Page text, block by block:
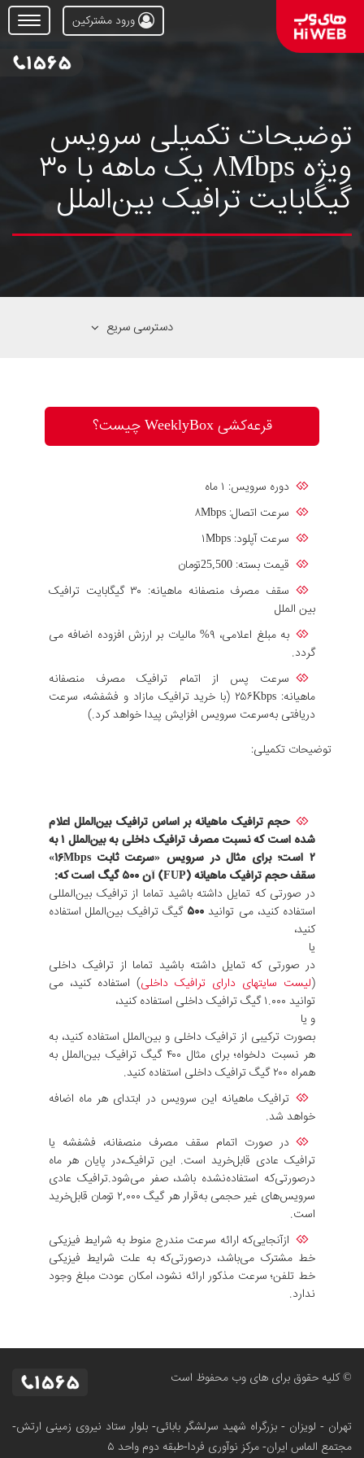
Open
Menu
ورود مشترکین
توضیحات تکمیلی سرویس
ویژه ۸Mbps یک ماهه با ۳۰
گیگابایت ترافیک بین‌الملل
دسترسی سریع
قرعه‌کشی WeeklyBox چیست؟
دوره سرویس: ۱ ماه
سرعت اتصال: ۸Mbps
سرعت آپلود: ۱Mbps
قیمت بسته: 25,500تومان
سقف مصرف منصفانه ماهیانه: ۳۰ گیگابایت ترافیک
بین الملل
به مبلغ اعلامی، ۹% مالیات بر ارزش افزوده اضافه می
گردد.
سرعت پس از اتمام ترافیک مصرف منصفانه
ماهیانه: ۲۵۶Kbps (با خرید ترافیک مازاد و فشفشه، سرعت
دریافتی به‌سرعت سرویس افزایش پیدا خواهد کرد.)
توضیحات تکمیلی:
حجم ترافیک ماهیانه بر اساس ترافیک بین‌الملل اعلام
شده است که نسبت مصرف ترافیک داخلی به بین‌الملل ۱ به
۲ است؛ برای مثال در سرویس «سرعت ثابت ۱۶Mbps»
سقف حجم ترافیک ماهیانه (FUP) آن
۵۰۰ گیگ است که:
در صورتی که تمایل داشته باشید تماما از ترافیک بین‌المللی
استفاده کنید، می توانید ۵۰۰ گیگ ترافیک بین‌الملل استفاده
کنید،
یا
در صورتی که تمایل داشته باشید تماما از ترافیک داخلی
(لیست سایتهای دارای ترافیک داخلی) استفاده کنید، می
توانید ۱.۰۰۰ گیگ ترافیک داخلی استفاده کنید،
و یا
بصورت ترکیبی از ترافیک داخلی و بین‌الملل استفاده کنید، به
هر نسبت دلخواه؛ برای مثال ۴۰۰ گیگ ترافیک بین‌الملل به
همراه ۲۰۰ گیگ ترافیک داخلی استفاده کنید.
ترافیک ماهیانه این سرویس در ابتدای هر ماه اضافه
خواهد شد.
در صورت اتمام سقف مصرف منصفانه، فشفشه یا
ترافیک عادی قابل‌خرید است. این ترافیک،در پایان هر ماه
درصورتی‌که استفاده‌نشده باشد، صفر می‌شود.ترافیک عادی
سرویس‌های غیر حجمی به‌قرار هر گیگ ۲,۰۰۰ تومان قابل‌خرید
است.
ازآنجایی‌که ارائه سرعت مندرج منوط به شرایط فیزیکی
خط مشترک می‌باشد، درصورتی‌که به علت شرایط فیزیکی
خط تلفن؛ سرعت مذکور ارائه نشود، امکان عودت مبلغ وجود
ندارد.
© کلیه حقوق برای های وب محفوظ است
تهران - لویزان - بزرگراه شهید سرلشگر بابائی- بلوار ستاد نیروی زمینی ارتش-
مجتمع الماس ایران- مرکز نوآوری فردا-طبقه دوم واحد ۵